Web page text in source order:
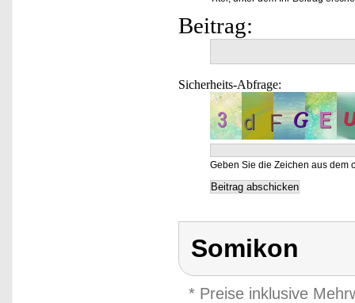
Beitrag:
Sicherheits-Abfrage:
Geben Sie die Zeichen aus dem
Somikon
* Preise inklusive